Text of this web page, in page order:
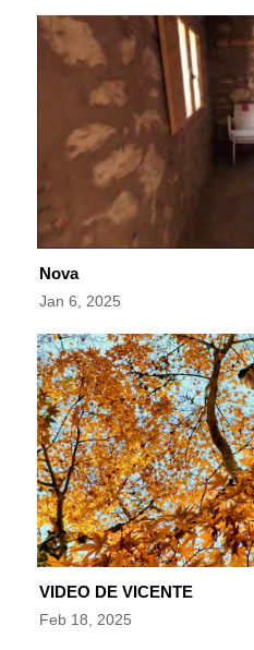
Nova
Jan 6, 2025
VIDEO DE VICENTE
Feb 18, 2025